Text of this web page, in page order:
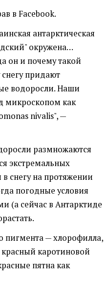
в Facebook.
антарктическая
окружена…
он и почему такой
снегу придают
водоросли. Наши
микроскопом как
nivalis", —
размножаются
экстремальных
снегу на протяжении
погодные условия
(а сейчас в Антарктиде
пигмента — хлорофилла,
каротиновой
пятна как